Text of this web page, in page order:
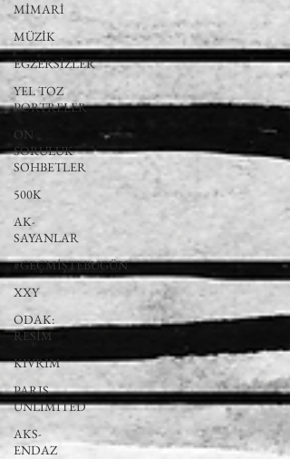
MİMARİ
MÜZİK
EGZERSİZLER
YEL TOZ
PORTRELER
ON
SORULUK
SOHBETLER
500K
AK-
SAYANLAR
#GEÇMİŞTEBUGÜN
XXY
ODAK:
RESİM
KIVRIM
PARIS
UNLIMITED
AKS-
ENDAZ